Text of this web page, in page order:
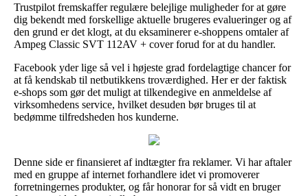
Trustpilot fremskaffer regulære belejlige muligheder for at gøre
dig bekendt med forskellige aktuelle brugeres evalueringer og af
den grund er det klogt, at du eksaminerer e-shoppens omtaler af
Ampeg Classic SVT 112AV + cover forud for at du handler.
Facebook yder lige så vel i højeste grad fordelagtige chancer for
at få kendskab til netbutikkens troværdighed. Her er der faktisk
e-shops som gør det muligt at tilkendegive en anmeldelse af
virksomhedens service, hvilket desuden bør bruges til at
bedømme tilfredsheden hos kunderne.
Denne side er finansieret af indtægter fra reklamer. Vi har aftaler
med en gruppe af internet forhandlere idet vi promoverer
forretningernes produkter, og får honorar for så vidt en bruger